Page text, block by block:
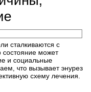
сталкиваются с
состояние может
и социальные
что вызывает энурез
схему лечения.